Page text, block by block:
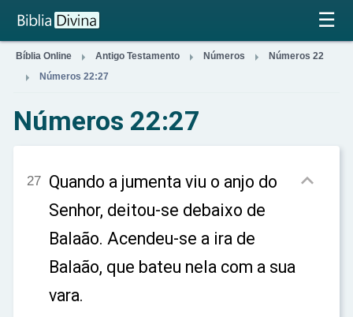
×
☰
Bíblia Online  Antigo Testamento  Números  Números 22
 Números 22:27
Números 22:27
27 Quando a jumenta viu o anjo do
Senhor, deitou-se debaixo de
Balaão. Acendeu-se a ira de
Balaão, que bateu nela com a sua
vara.
